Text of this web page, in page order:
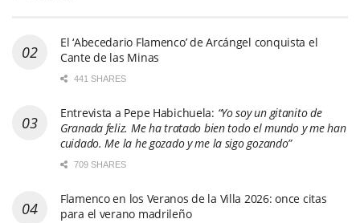
El ‘Abecedario Flamenco’ de Arcángel conquista el
Cante de las Minas
441 SHARES
Entrevista a Pepe Habichuela: “Yo soy un gitanito de
Granada feliz. Me ha tratado bien todo el mundo y me han
cuidado. Me la he gozado y me la sigo gozando”
709 SHARES
Flamenco en los Veranos de la Villa 2026: once citas
para el verano madrileño